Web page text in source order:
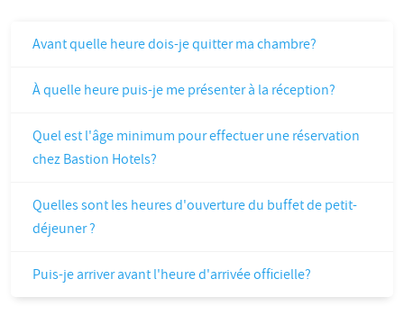
Avant quelle heure dois-je quitter ma chambre?
À quelle heure puis-je me présenter à la réception?
Quel est l'âge minimum pour effectuer une réservation
chez Bastion Hotels?
Quelles sont les heures d'ouverture du buffet de petit-
déjeuner ?
Puis-je arriver avant l'heure d'arrivée officielle?